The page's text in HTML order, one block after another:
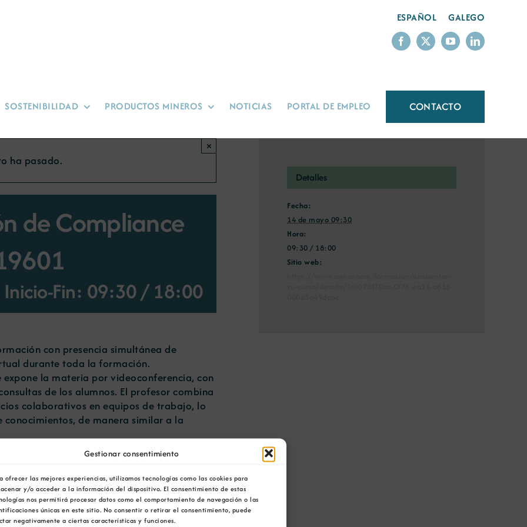
Gestionar consentimiento
ofrecer las mejores experiencias, utilizamos tecnologías como las cookies para
y/o acceder a la información del dispositivo. El consentimiento de estas
nos permitirá procesar datos como el comportamiento de navegación o las
únicas en este sitio. No consentir o retirar el consentimiento, puede
negativamente a ciertas características y funciones.
ESPAÑOL GALEGO
SOSTENIBILIDAD PRODUCTOS MINEROS NOTICIAS PORTAL DE EMPLEO CONTACTO
ha pasado.
×
de Compliance
Fin: 09:30/18:00
con presencia simultánea de
durante toda la formación.
la materia por videoconferencia, con
de los alumnos. El profesor combina
colaborativos en equipos de trabajo, lo
de manera similar a la
Penal la responsabilidad penal de las
para la prevención de delitos. Si un
la posible responsabilidad penal no
a la empresa.
Detalles
Fecha:
14 de mayo 09:30
Hora:
09:30 / 18:00
Sitio web: